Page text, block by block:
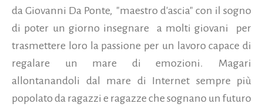
da Giovanni Da Ponte, "maestro d'ascia" con il sogno
di poter un giorno insegnare a molti giovani per
trasmettere loro la passione per un lavoro capace di
regalare un mare di emozioni. Magari
allontanandoli dal mare di Internet sempre più
popolato da ragazzi e ragazze che sognano un futuro